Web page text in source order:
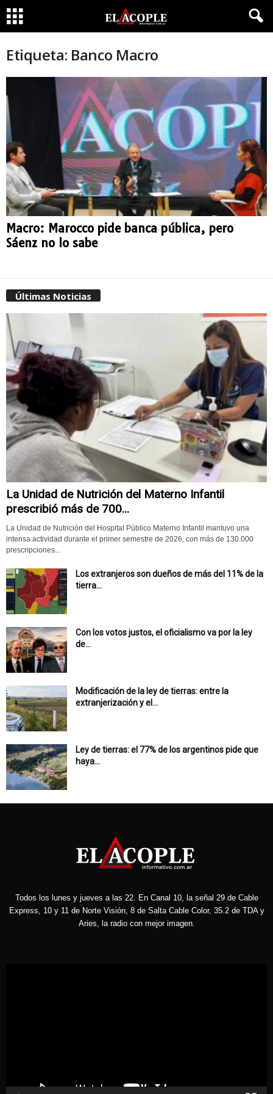
Etiqueta: Banco Macro
Macro: Marocco pide banca pública, pero
Sáenz no lo sabe
Últimas Noticias
La Unidad de Nutrición del Materno Infantil
prescribió más de 700...
La Unidad de Nutrición del Hospital Público Materno Infantil mantuvo una
intensa actividad durante el primer semestre de 2026, con más de 130.000
prescripciones...
Los extranjeros son dueños de más del 11% de la
tierra...
Con los votos justos, el oficialismo va por la ley
de...
Modificación de la ley de tierras: entre la
extranjerización y el...
Ley de tierras: el 77% de los argentinos pide que
haya...
Todos los lunes y jueves a las 22. En Canal 10, la señal 29 de Cable
Express, 10 y 11 de Norte Visión, 8 de Salta Cable Color, 35.2 de TDA y
Aries, la radio con mejor imagen.